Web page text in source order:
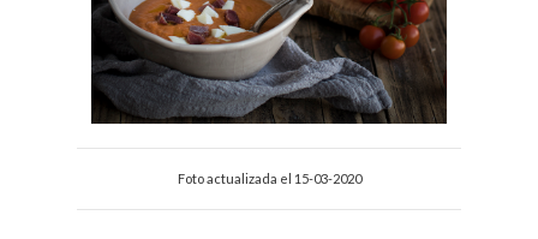
Foto actualizada el 15-03-2020